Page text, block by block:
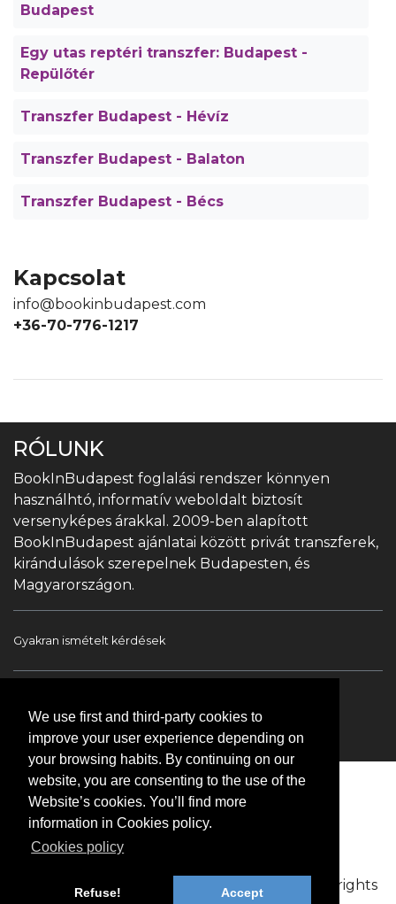
We use first and third-party cookies to
improve your user experience depending on
your browsing habits. By continuing on our
website, you are consenting to the use of the
Website’s cookies. You’ll find more
information in Cookies policy.
Cookies policy
Refuse! Accept
Budapest
Egy utas reptéri transzfer: Budapest -
Repülőtér
Transzfer Budapest - Hévíz
Transzfer Budapest - Balaton
Transzfer Budapest - Bécs
Kapcsolat
info@bookinbudapest.com
+36-70-776-1217
RÓLUNK
BookInBudapest foglalási rendszer könnyen
használhtó, informatív weboldalt biztosít
versenyképes árakkal. 2009-ben alapított
BookInBudapest ajánlatai között privát transzferek,
kirándulások szerepelnek Budapesten, és
Magyarországon.
Gyakran ismételt kérdések
Túrák & Kirándulások Transzfer Kapcsolat
Copyright © 2009-2026 BookinBudapest | All rights